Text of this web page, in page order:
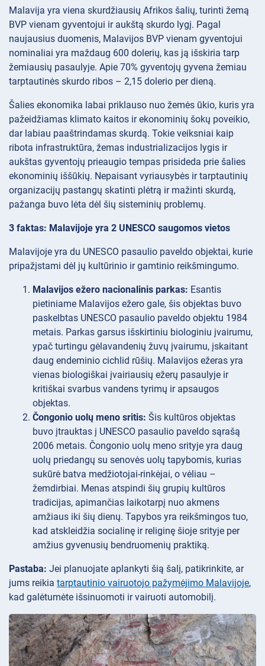
Malavija yra viena skurdžiausių Afrikos šalių, turinti žemą
BVP vienam gyventojui ir aukštą skurdo lygį. Pagal
naujausius duomenis, Malavijos BVP vienam gyventojui
nominaliai yra maždaug 600 dolerių, kas ją išskiria tarp
žemiausių pasaulyje. Apie 70% gyventojų gyvena žemiau
tarptautinės skurdo ribos – 2,15 dolerio per dieną.
Šalies ekonomika labai priklauso nuo žemės ūkio, kuris yra
pažeidžiamas klimato kaitos ir ekonominių šokų poveikio,
dar labiau paaštrindamas skurdą. Tokie veiksniai kaip
ribota infrastruktūra, žemas industrializacijos lygis ir
aukštas gyventojų prieaugio tempas prisideda prie šalies
ekonominių iššūkių. Nepaisant vyriausybės ir tarptautinių
organizacijų pastangų skatinti plėtrą ir mažinti skurdą,
pažanga buvo lėta dėl šių sisteminių problemų.
3 faktas: Malavijoje yra 2 UNESCO saugomos vietos
Malavijoje yra du UNESCO pasaulio paveldo objektai, kurie
pripažįstami dėl jų kultūrinio ir gamtinio reikšmingumo.
Malavijos ežero nacionalinis parkas: Esantis
pietiniame Malavijos ežero gale, šis objektas buvo
paskelbtas UNESCO pasaulio paveldo objektu 1984
metais. Parkas garsus išskirtiniu biologiniu įvairumu,
ypač turtingu gėlavandenių žuvų įvairumu, įskaitant
daug endeminio cichlid rūšių. Malavijos ežeras yra
vienas biologiškai įvairiausių ežerų pasaulyje ir
kritiškai svarbus vandens tyrimų ir apsaugos
objektas.
Čongonio uolų meno sritis: Šis kultūros objektas
buvo įtrauktas į UNESCO pasaulio paveldo sąrašą
2006 metais. Čongonio uolų meno srityje yra daug
uolų priedangų su senovės uolų tapybomis, kurias
sukūrė batva medžiotojai-rinkėjai, o vėliau –
žemdirbiai. Menas atspindi šių grupių kultūros
tradicijas, apimančias laikotarpį nuo akmens
amžiaus iki šių dienų. Tapybos yra reikšmingos tuo,
kad atskleidžia socialinę ir religinę šioje srityje per
amžius gyvenusių bendruomenių praktiką.
Pastaba: Jei planuojate aplankyti šią šalį, patikrinkite, ar
jums reikia tarptautinio vairuotojo pažymėjimo Malavijoje,
kad galėtumėte išsinuomoti ir vairuoti automobilį.